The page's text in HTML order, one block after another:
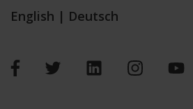
English | Deutsch